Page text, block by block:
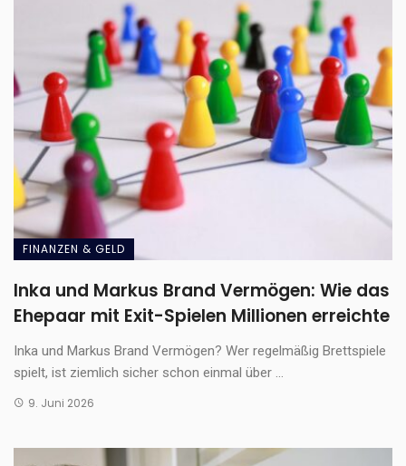
FINANZEN & GELD
Inka und Markus Brand Vermögen: Wie das
Ehepaar mit Exit-Spielen Millionen erreichte
Inka und Markus Brand Vermögen? Wer regelmäßig Brettspiele
spielt, ist ziemlich sicher schon einmal über ...
9. Juni 2026